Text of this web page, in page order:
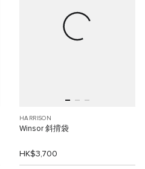
HARRISON
Winsor 斜揹袋
HK$3,700